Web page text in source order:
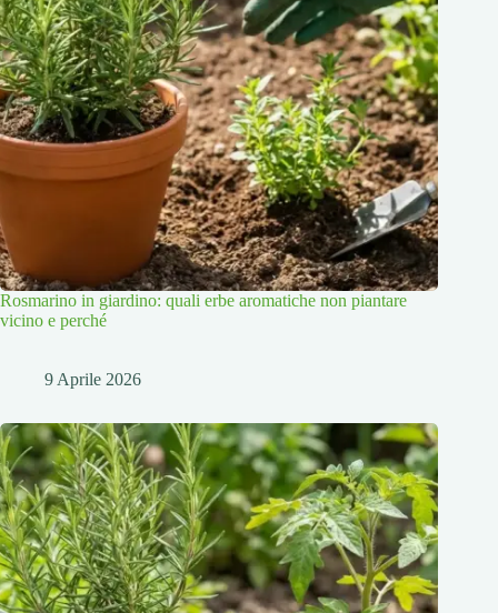
Rosmarino in giardino: quali erbe aromatiche non piantare
vicino e perché
9 Aprile 2026